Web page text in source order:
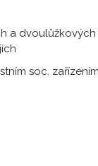
a dvoulůžkových
soc.